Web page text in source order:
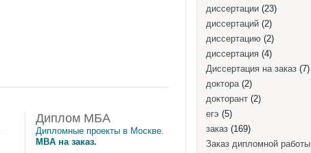
Диплом МБА
Дипломные проекты в Москве.
MBA на заказ.
диссертации (23)
диссертаций (2)
диссертацию (2)
диссертация (4)
Диссертация на заказ (7)
доктора (2)
докторант (2)
егэ (5)
заказ (169)
Заказ дипломной работы